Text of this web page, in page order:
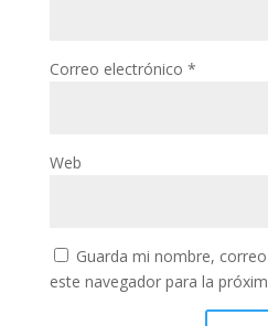
Correo electrónico *
Web
Guarda mi nombre,
este navegador para la